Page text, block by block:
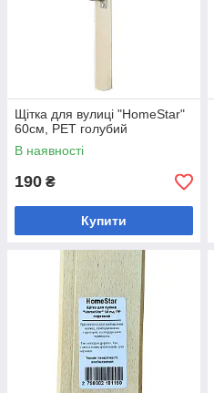
Щітка для вулиці "HomeStar"
60см, PET голубий
В наявності
190 ₴
Купити